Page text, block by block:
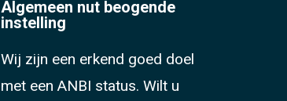
Algemeen nut beogende
instelling
Wij zijn een erkend goed doel
met een ANBI status. Wilt u